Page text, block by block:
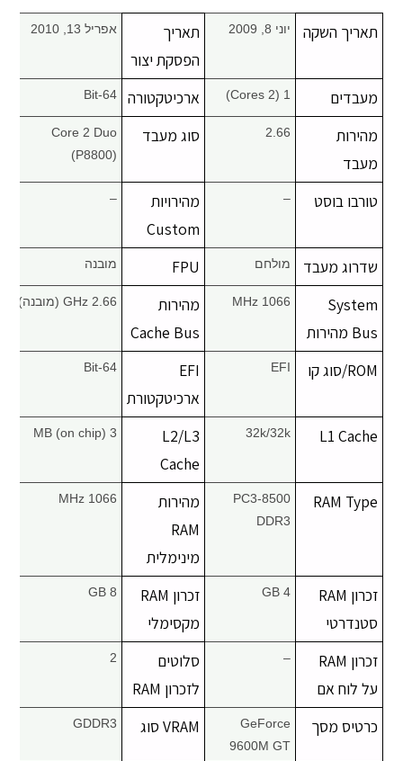
אביזרים לApple
חלקים למק | Apple
שירות תיקונים למכשירי אפל
מדריכים
תאריך השקה יוני 8, 2009
תאריך
הפסקת יצור
אפריל 13, 2010
מעבדים 1 (2 Cores) ארכיטקטורה 64-Bit
מהירות
מעבד
2.66 סוג מעבד
Core 2 Duo
(P8800)
טורבו בוסט –
מהירויות
Custom
–
שדרוג מעבד מולחם FPU מובנה
System
Bus מהירות
1066 MHz
מהירות
Cache Bus
2.66 GHz (מובנה)
ROM/סוג קו EFI
EFI
ארכיטקטורת
64-Bit
L1 Cache
32k/32k
L2/L3
Cache
3 MB (on chip)
RAM Type
PC3-8500
DDR3
מהירות
RAM
מינימלית
1066 MHz
זכרון RAM
סטנדרטי
4 GB
זכרון RAM
מקסימלי
8 GB
זכרון RAM
על לוח אם
–
סלוטים
לזכרון RAM
2
כרטיס מסך
GeForce
9600M GT
VRAM סוג GDDR3